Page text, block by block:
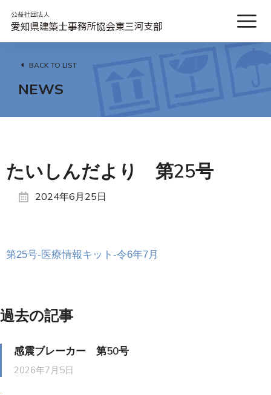
BACK TO LIST
NEWS
たいしんだより 第25号
2024年6月25日
第25号-医療情報キット-令6年7月
過去の記事
感震ブレーカー 第50号
2026年7月5日